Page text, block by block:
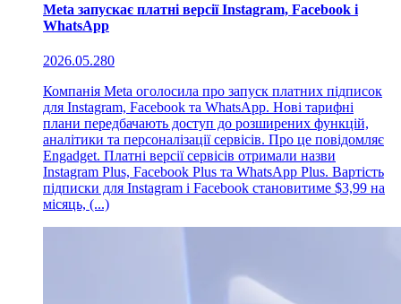
Meta запускає платні версії Instagram, Facebook і
WhatsApp
2026.05.280
Компанія Meta оголосила про запуск платних підписок
для Instagram, Facebook та WhatsApp. Нові тарифні
плани передбачають доступ до розширених функцій,
аналітики та персоналізації сервісів. Про це повідомляє
Engadget. Платні версії сервісів отримали назви
Instagram Plus, Facebook Plus та WhatsApp Plus. Вартість
підписки для Instagram і Facebook становитиме $3,99 на
місяць, (...)